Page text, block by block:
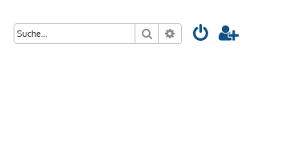
Suche Erweiterte Suche